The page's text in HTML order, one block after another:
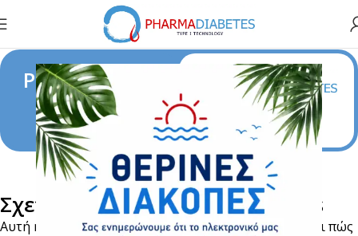
Ρυθμίσεις και
Πολιτική
Cookies
Σχετικά με την πολιτική cookies
Αυτή η πολιτική cookies εξηγεί τι είναι τα cookies και πώς